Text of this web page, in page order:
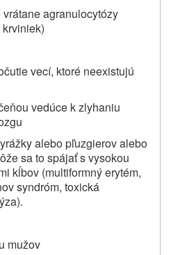
agranulocytózy
vecí, ktoré neexistujú
vedúce k zlyhaniu
alebo pľuzgierov alebo
sa to spájať s vysokou
kĺbov (multiformný erytém,
syndróm, toxická
mužov